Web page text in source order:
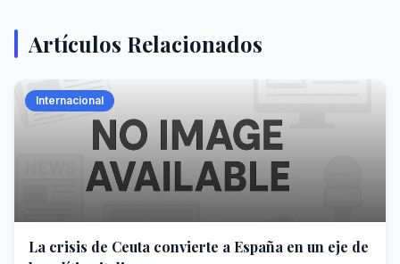
Artículos Relacionados
Internacional
La crisis de Ceuta convierte a España en un eje de